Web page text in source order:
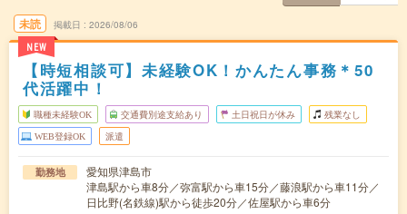
未読
NEW
掲載日 2026/08/06
【時短相談可】未経験OK！かんたん事務＊50
代活躍中！
職種未経験OK 交通費別途支給あり 土日祝日が休み 残業なし
WEB登録OK 派遣
勤務地
愛知県津島市
津島駅から車8分／弥富駅から車15分／藤浪駅から車11分／
日比野(名鉄線)駅から徒歩20分／佐屋駅から車6分